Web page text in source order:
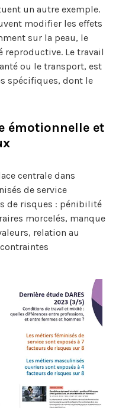
un autre exemple.
modifier les effets
sur la peau, le
reproductive. Le travail
ou le transport, est
spécifiques, dont le
émotionnelle et
centrale dans
de service
de risques : pénibilité
morcelés, manque
relation au